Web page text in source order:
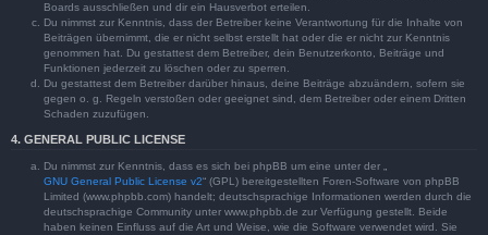
Boards ausschließen und dir ein Hausverbot erteilen.
Du nimmst zur Kenntnis, dass der Betreiber keine Verantwortung für die Inhalte von
Beiträgen übernimmt, die er nicht selbst erstellt hat oder die er nicht zur Kenntnis
genommen hat. Du gestattest dem Betreiber, dein Benutzerkonto, Beiträge und
Funktionen jederzeit zu löschen oder zu sperren.
Du gestattest dem Betreiber darüber hinaus, deine Beiträge abzuändern, sofern sie
gegen o. g. Regeln verstoßen oder geeignet sind, dem Betreiber oder einem Dritten
Schaden zuzufügen.
4. GENERAL PUBLIC LICENSE
Du nimmst zur Kenntnis, dass es sich bei phpBB um eine unter der „
GNU General Public License v2“ (GPL) bereitgestellten Foren-Software von phpBB
Limited (www.phpbb.com) handelt; deutschsprachige Informationen werden durch die
deutschsprachige Community unter www.phpbb.de zur Verfügung gestellt. Beide
haben keinen Einfluss auf die Art und Weise, wie die Software verwendet wird. Sie